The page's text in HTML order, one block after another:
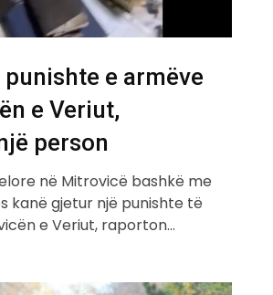
e armëve
e Veriut,
person
në Mitrovicë bashkë me
kanë gjetur një punishte të
e Veriut, raporton…